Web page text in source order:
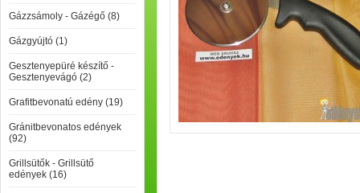
Gázzsámoly - Gázégő (8)
Gázgyújtó (1)
Gesztenyepüré készítő -
Gesztenyevágó (2)
Grafitbevonatú edény (19)
Gránitbevonatos edények
(92)
Grillsütők - Grillsütő
edények (16)